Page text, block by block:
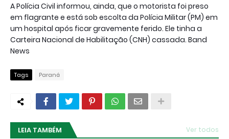
A Polícia Civil informou, ainda, que o motorista foi preso
em flagrante e está sob escolta da Polícia Militar (PM) em
um hospital após ficar gravemente ferido. Ele tinha a
Carteira Nacional de Habilitação (CNH) cassada. Band
News
Tags Paraná
LEIA TAMBÉM Ver todos